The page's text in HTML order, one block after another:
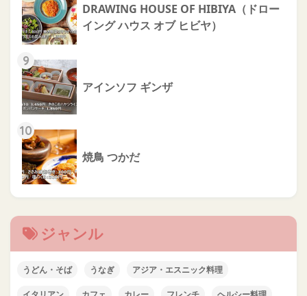
DRAWING HOUSE OF HIBIYA（ドロー
イング ハウス オブ ヒビヤ）
9
アインソフ ギンザ
10
焼鳥 つかだ
ジャンル
うどん・そば うなぎ アジア・エスニック料理